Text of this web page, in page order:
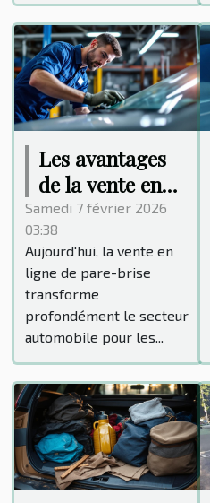
Les avantages
de la vente en
ligne de pare-
brise pour les
professionnels
Samedi 7 février 2026
03:38
Aujourd'hui, la vente en
ligne de pare-brise
transforme
profondément le secteur
automobile pour les...